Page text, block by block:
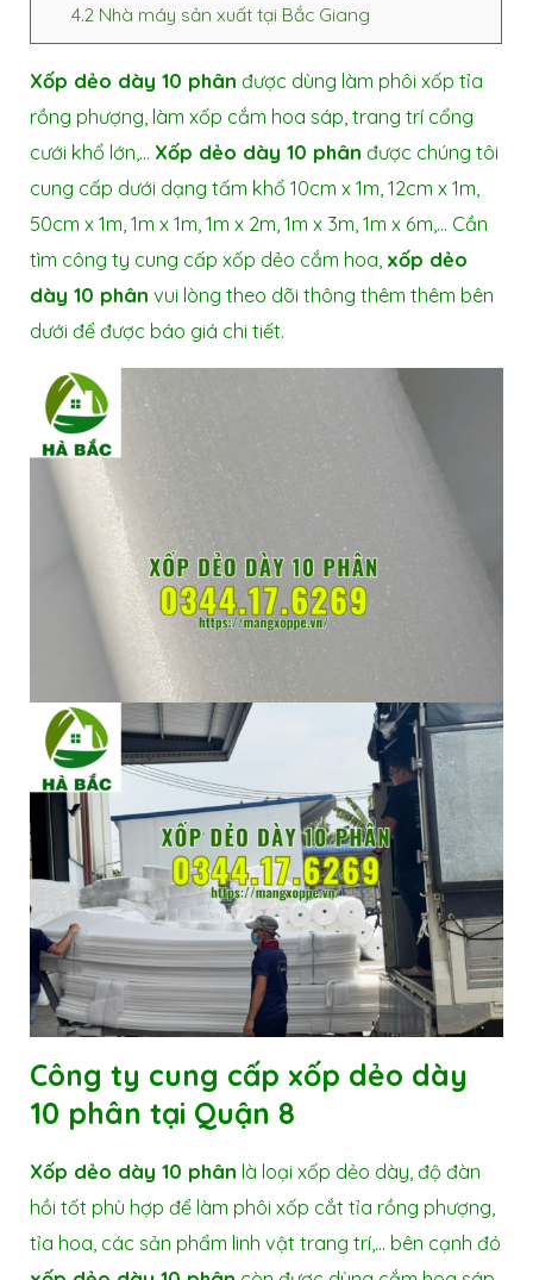
4.2 Nhà máy sản xuất tại Bắc Giang
Xốp dẻo dày 10 phân được dùng làm phôi xốp tỉa
rồng phượng, làm xốp cắm hoa sáp, trang trí cổng
cưới khổ lớn,… Xốp dẻo dày 10 phân được chúng tôi
cung cấp dưới dạng tấm khổ 10cm x 1m, 12cm x 1m,
50cm x 1m, 1m x 1m, 1m x 2m, 1m x 3m, 1m x 6m,… Cần
tìm công ty cung cấp xốp dẻo cắm hoa, xốp dẻo
dày 10 phân vui lòng theo dõi thông thêm thêm bên
dưới để được báo giá chi tiết.
Công ty cung cấp xốp dẻo dày
10 phân tại Quận 8
Xốp dẻo dày 10 phân là loại xốp dẻo dày, độ đàn
hồi tốt phù hợp để làm phôi xốp cắt tỉa rồng phượng,
tỉa hoa, các sản phẩm linh vật trang trí,… bên cạnh đó